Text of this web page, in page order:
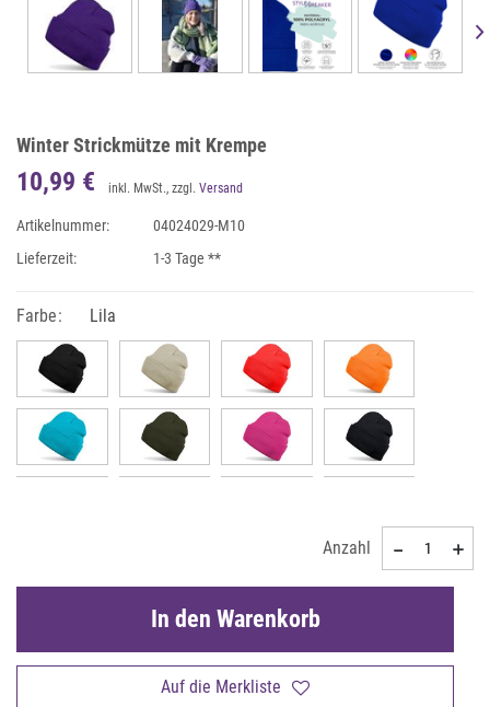
Winter Strickmütze mit Krempe
10,99 € inkl. MwSt., zzgl. Versand
Artikelnummer:
04024029-M10
Lieferzeit:
1-3 Tage **
Farbe: Lila
Anzahl
Auf die Merkliste
In den Warenkorb